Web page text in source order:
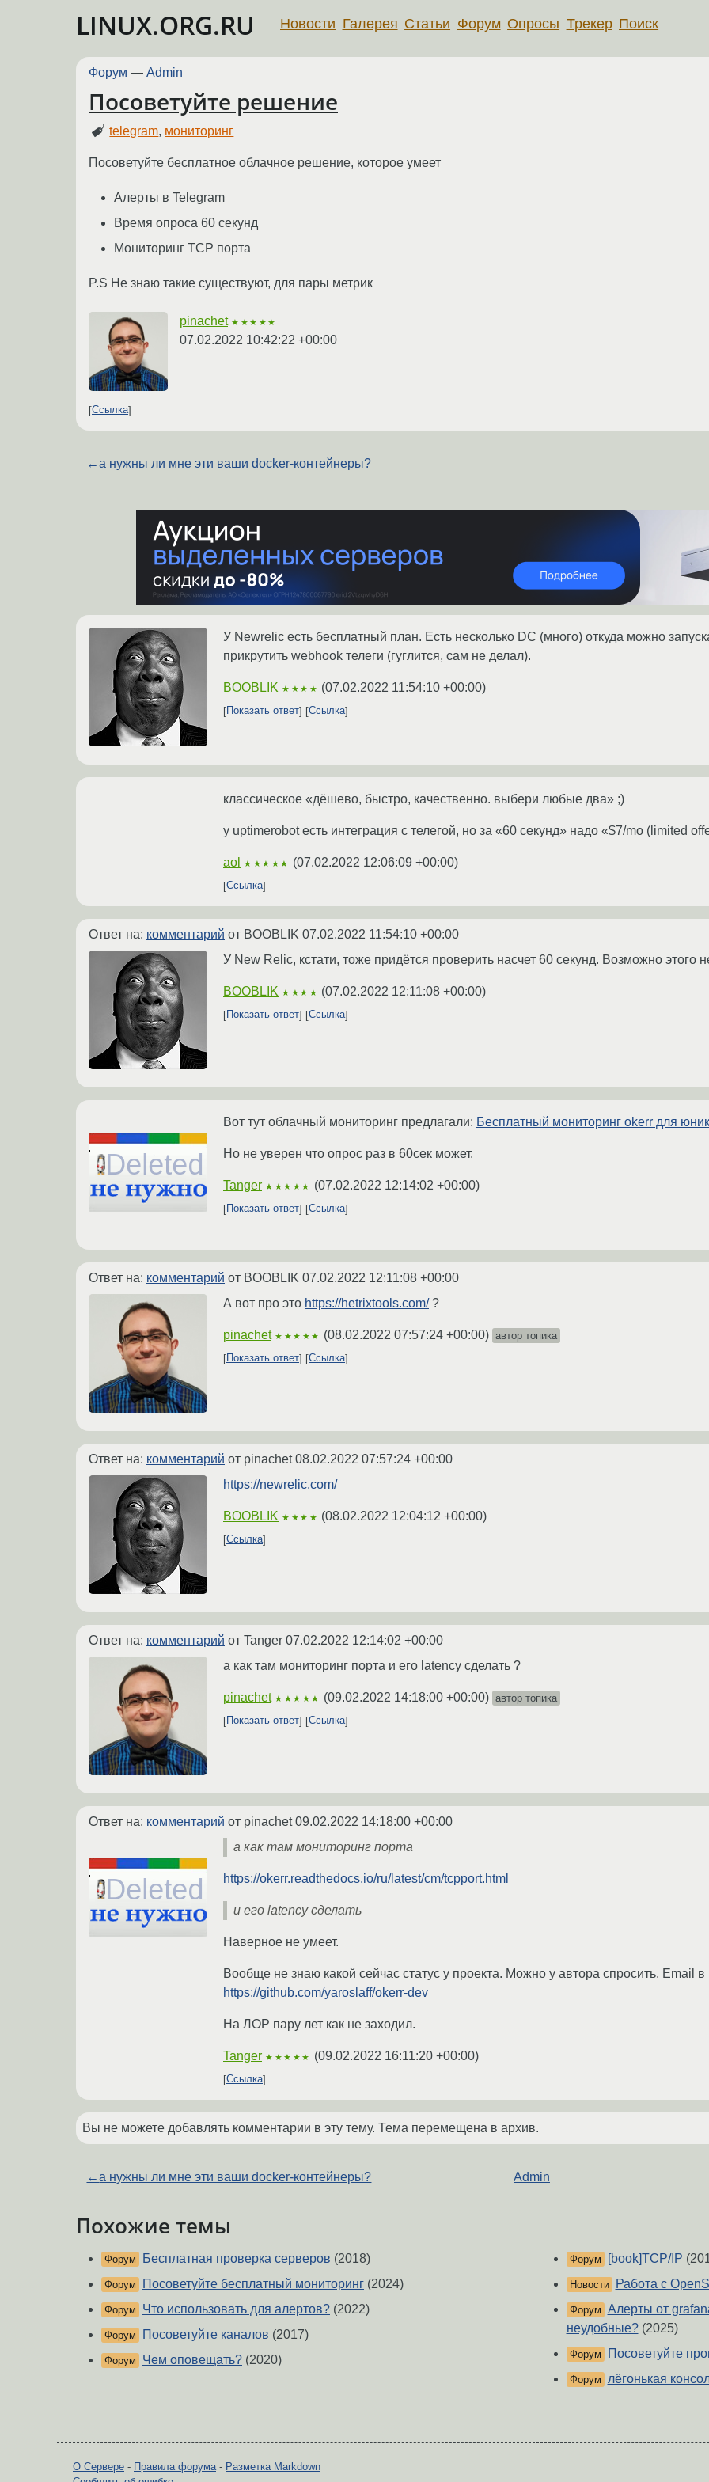
LINUX.ORG.RU Новости Галерея Статьи Форум Опросы Трекер Поиск
Форум — Admin
Посоветуйте решение
telegram, мониторинг
Посоветуйте бесплатное облачное решение, которое умеет
Алерты в Telegram
Время опроса 60 секунд
Мониторинг TCP порта
P.S Не знаю такие существуют, для пары метрик
pinachet ★★★★★
07.02.2022 10:42:22 +00:00
Ссылка
←а нужны ли мне эти ваши docker-контейнеры?
У Newrelic есть бесплатный план. Есть несколько DC (много) откуда можно
прикрутить webhook телеги (гуглится, сам не делал).
BOOBLIK ★★★★ (07.02.2022 11:54:10 +00:00)
Показать ответ Ссылка
классическое «дёшево, быстро, качественно. выбери любые два» ;)
у uptimerobot есть интеграция с телегой, но за «60 секунд» надо «$7/mo (limited
aol ★★★★★ (07.02.2022 12:06:09 +00:00)
Ссылка
Ответ на: комментарий от BOOBLIK 07.02.2022 11:54:10 +00:00
У New Relic, кстати, тоже придётся проверить насчет 60 секунд. Возможно этого
BOOBLIK ★★★★ (07.02.2022 12:11:08 +00:00)
Показать ответ Ссылка
Вот тут облачный мониторинг предлагали: Бесплатный мониторинг okerr для
Но не уверен что опрос раз в 60сек может.
Tanger ★★★★★ (07.02.2022 12:14:02 +00:00)
Показать ответ Ссылка
Ответ на: комментарий от BOOBLIK 07.02.2022 12:11:08 +00:00
А вот про это https://hetrixtools.com/?
pinachet ★★★★★ (08.02.2022 07:57:24 +00:00) автор топика
Показать ответ
Ссылка
Ответ на: комментарий от pinachet08.02.2022 07:57:24 +00:00
https://newrelic.com/
BOOBLIK ★★★★ (08.02.2022 12:04:12 +00:00)
Ссылка
Ответ на: комментарий от Tanger 07.02.2022 12:14:02 +00:00
а как там мониторинг порта и его latency сделать ?
pinachet ★★★★★ (09.02.2022 14:18:00 +00:00) автор топика
Показать ответ
Ссылка
Ответ на: комментарий от pinachet09.02.2022 14:18:00 +00:00
а как там мониторинг порта
https://okerr.readthedocs.io/ru/latest/cm/tcpport.html
и его latency сделать
Наверное не умеет.
Вообще не знаю какой сейчас статус у проекта. Можно у автора спросить. Email
https://github.com/yaroslaff/okerr-dev
На ЛОР пару лет как не заходил.
Tanger ★★★★★ (09.02.2022 16:11:20 +00:00)
Ссылка
Вы не можете добавлять комментарии в эту тему. Тема перемещена в архив.
←а нужны ли мне эти ваши docker-контейнеры? Admin
Похожие темы
Форум Бесплатная проверка серверов (2018)
Форум Посоветуйте бесплатный мониторинг (2024)
Форум Что использовать для алертов? (2022)
Форум Посоветуйте каналов (2017)
Форум Чем оповещать? (2020)
Форум [book]TCP/IP
Новости Работа с
Форум Алерты от
неудобные?(2025)
Форум Посоветуйте
Форум лёгонькая
О Сервере - Правила форума- Разметка Markdown